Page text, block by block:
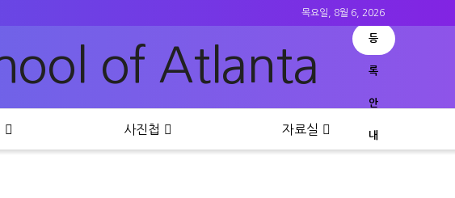
목요일, 8월 6, 2026
등
록
안
내
사진첩 자료실